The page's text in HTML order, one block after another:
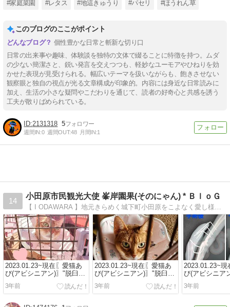
#家庭菜園 #レタス #地這きゅうり #パセリ #ほうれん草
このブログのここがポイント
個性豊かな日常と斬新な切り口
日常の出来事や趣味、体験談を独特の文体で綴ることに特徴を持つ。ムダ
の少ない簡潔さと、鋭い発言を交えつつも、軽妙なユーモアやひねりを効
かせた表現が見受けられる。幅広いテーマを扱いながらも、飽きさせない
観察眼と独自の視点が光る文章構成が印象的。内容には身近な日常読みに
加え、生活の小さな疑問やこだわりを通じて、読者の好奇心と共感を誘う
工夫が散りばめられている。
2131318 5
週間IN:0 週間OUT:48 月間IN:1
14
小田原市民観光大使 峯岸園果(そのにゃん) * ＢｌｏＧ
【 I ODAWARA 】地元きらめく城下町小田原をこよなく愛し様々なイベントに積極的に参加(｀･ω･´)!
2023.01.23~現在〖愛猫あ
び(アビシニアン)〗"脱臼→
創外固定(手術)→現在"⑤
3年前
2023.01.23~現在〖愛猫あ
び(アビシニアン)〗"脱臼→
創外固定(手術)→現在"④
3年前
2023.01.23~現
び(アビシニア
創外固定(手
3年前